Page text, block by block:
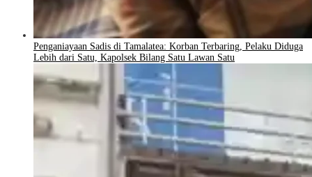
Penganiayaan Sadis di Tamalatea: Korban Terbaring, Pelaku Diduga
Lebih dari Satu, Kapolsek Bilang Satu Lawan Satu